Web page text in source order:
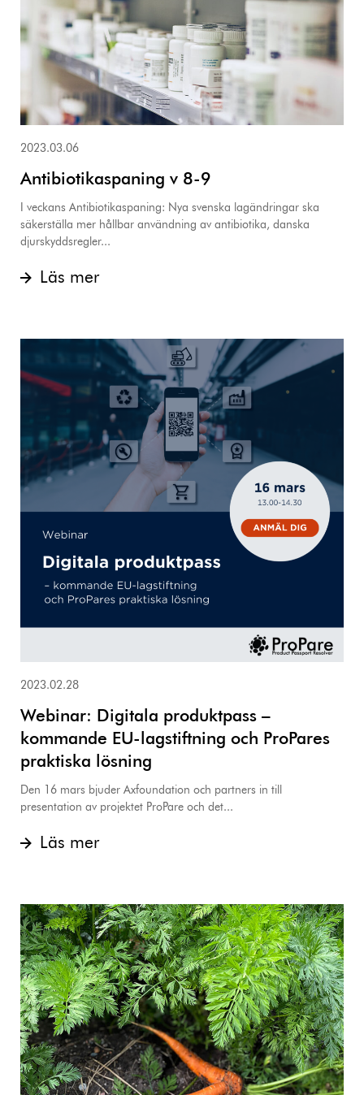
2023.03.06
Antibiotikaspaning v 8-9
I veckans Antibiotikaspaning: Nya svenska lagändringar ska
säkerställa mer hållbar användning av antibiotika, danska
djurskyddsregler...
Läs mer
2023.02.28
Webinar: Digitala produktpass –
kommande EU-lagstiftning och ProPares
praktiska lösning
Den 16 mars bjuder Axfoundation och partners in till
presentation av projektet ProPare och det...
Läs mer